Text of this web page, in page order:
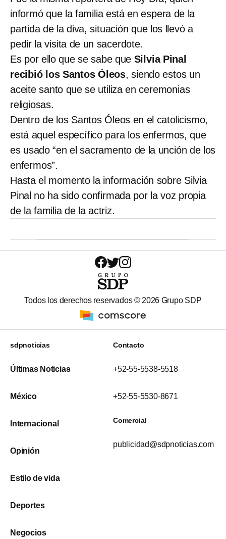
informó que la familia está en espera de la
partida de la diva, situación que los llevó a
pedir la visita de un sacerdote.
Es por ello que se sabe que Silvia Pinal
recibió los Santos Óleos, siendo estos un
aceite santo que se utiliza en ceremonias
religiosas.
Dentro de los Santos Óleos en el catolicismo,
está aquel específico para los enfermos, que
es usado “en el sacramento de la unción de los
enfermos”.
Hasta el momento la información sobre Silvia
Pinal no ha sido confirmada por la voz propia
de la familia de la actriz.
Todos los derechos reservados © 2026 Grupo SDP
sdpnoticias
Últimas Noticias
México
Internacional
Opinión
Estilo de vida
Deportes
Negocios
Contacto
+52-55-5538-5518
+52-55-5530-8671
Comercial
publicidad@sdpnoticias.com